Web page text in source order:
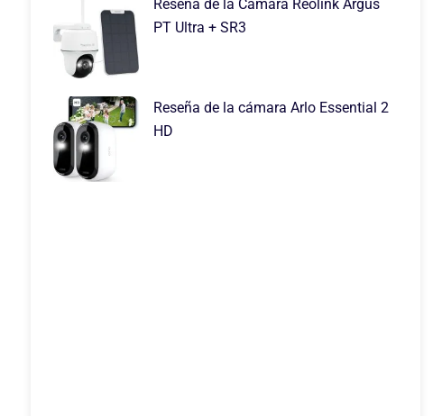
Reseña de la Cámara Reolink Argus
PT Ultra + SR3
Reseña de la cámara Arlo Essential 2
HD